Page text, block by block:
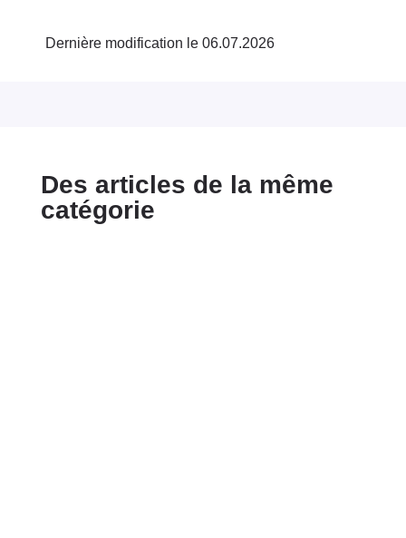
Dernière modification le 06.07.2026
Des articles de la même
catégorie